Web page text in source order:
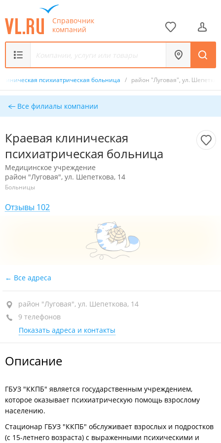
Справочник
компаний
психиатрическая больница / район "Луговая", ул.
Все филиалы компании
Краевая клиническая
психиатрическая больница
Медицинское учреждение
район "Луговая", ул. Шепеткова, 14
Больницы
Отзывы 102
Все адреса
район "Луговая", ул. Шепеткова, 14
9 телефонов
Показать адреса и контакты
Описание
ГБУЗ "ККПБ" является государственным учреждением,
которое оказывает психиатрическую помощь взрослому
населению.
Стационар ГБУЗ "ККПБ" обслуживает взрослых и подростков
(с 15-летнего возраста) с выраженными психическими и